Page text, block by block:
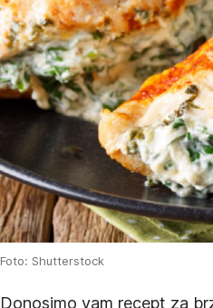
Foto: Shutterstock
Donosimo vam recept za